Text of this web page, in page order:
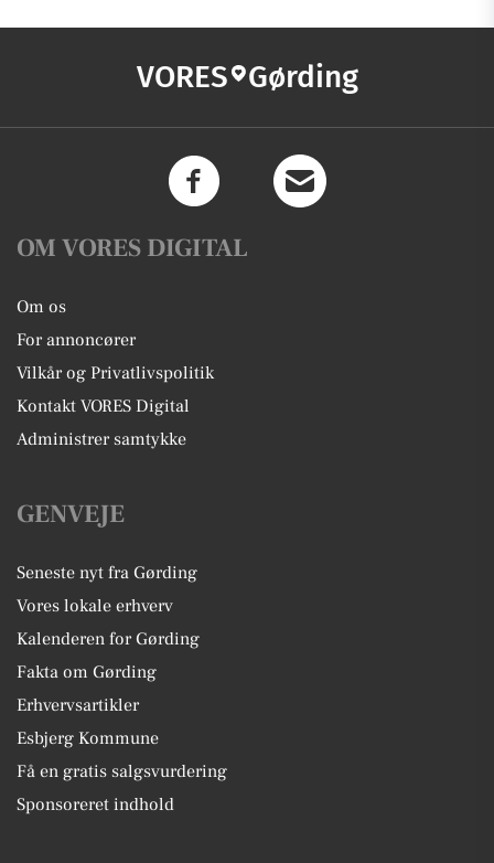
VORES Gørding
OM VORES DIGITAL
Om os
For annoncører
Vilkår og Privatlivspolitik
Kontakt VORES Digital
Administrer samtykke
GENVEJE
Seneste nyt fra Gørding
Vores lokale erhverv
Kalenderen for Gørding
Fakta om Gørding
Erhvervsartikler
Esbjerg Kommune
Få en gratis salgsvurdering
Sponsoreret indhold